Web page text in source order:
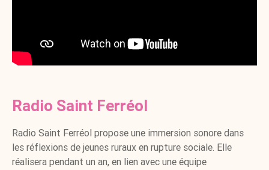
Radio Saint Ferréol
Radio Saint Ferréol propose une immersion sonore dans
les réflexions de jeunes ruraux en rupture sociale. Elle
réalisera pendant un an, en lien avec une équipe